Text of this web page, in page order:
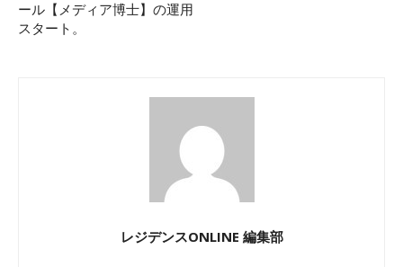
ール【メディア博士】の運用
スタート。
レジデンスONLINE 編集部